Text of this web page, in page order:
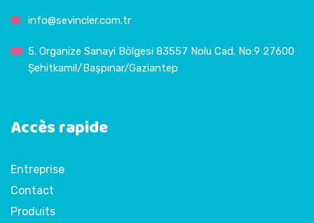
info@sevincler.com.tr
5. Organize Sanayi Bölgesi 83557 Nolu Cad. No:9 27600
Şehitkamil/Başpınar/Gaziantep
Accès rapide
Entreprise
Contact
Produits